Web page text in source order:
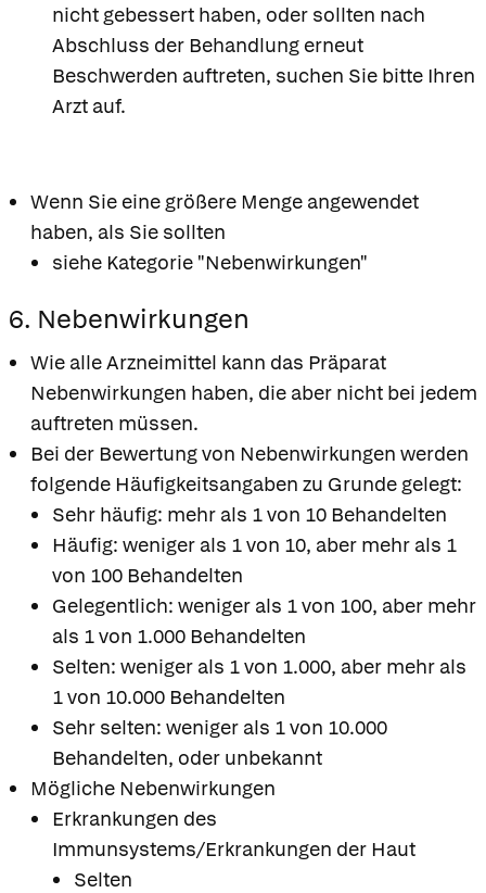
nicht gebessert haben, oder sollten nach
Abschluss der Behandlung erneut
Beschwerden auftreten, suchen Sie bitte Ihren
Arzt auf.
Wenn Sie eine größere Menge angewendet
haben, als Sie sollten
siehe Kategorie "Nebenwirkungen"
6. Nebenwirkungen
Wie alle Arzneimittel kann das Präparat
Nebenwirkungen haben, die aber nicht bei jedem
auftreten müssen.
Bei der Bewertung von Nebenwirkungen werden
folgende Häufigkeitsangaben zu Grunde gelegt:
Sehr häufig: mehr als 1 von 10 Behandelten
Häufig: weniger als 1 von 10, aber mehr als 1
von 100 Behandelten
Gelegentlich: weniger als 1 von 100, aber mehr
als 1 von 1.000 Behandelten
Selten: weniger als 1 von 1.000, aber mehr als
1 von 10.000 Behandelten
Sehr selten: weniger als 1 von 10.000
Behandelten, oder unbekannt
Mögliche Nebenwirkungen
Erkrankungen des
Immunsystems/Erkrankungen der Haut
Selten